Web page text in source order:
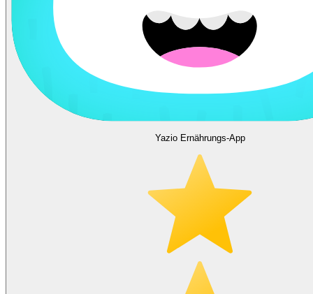
Yazio Ernährungs-App